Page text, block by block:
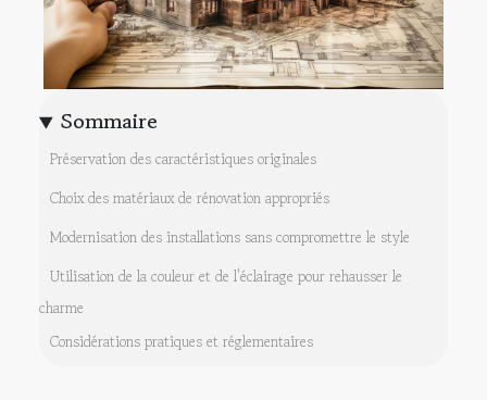
Sommaire
Préservation des caractéristiques originales
Choix des matériaux de rénovation appropriés
Modernisation des installations sans compromettre le style
Utilisation de la couleur et de l'éclairage pour rehausser le
charme
Considérations pratiques et réglementaires